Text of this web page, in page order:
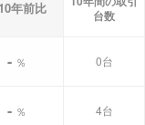
年前比
台数
- ％ 0台
- ％ 4台